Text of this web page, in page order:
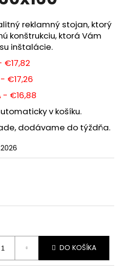
reklamný stojan, ktorý
konštrukciu, ktorá Vám
inštalácie.
€17,82
€17,26
- €16,88
v košíku.
dodávame do týždňa.
DO KOŠÍKA